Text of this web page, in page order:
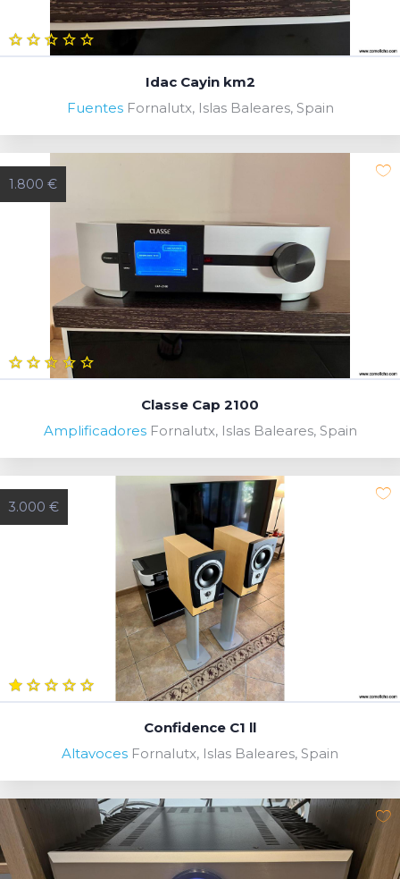
Idac Cayin km2
Fuentes Fornalutx, Islas Baleares, Spain
1.800 €
Classe Cap 2100
Amplificadores Fornalutx, Islas Baleares, Spain
3.000 €
Confidence C1 ll
Altavoces Fornalutx, Islas Baleares, Spain